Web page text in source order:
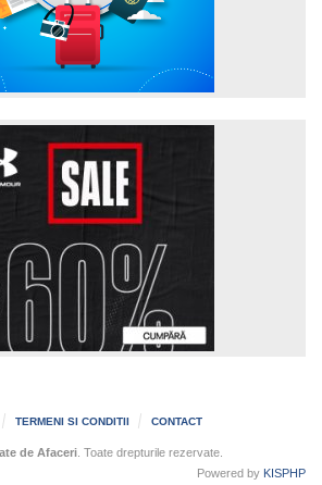
TERMENI SI CONDITII CONTACT
de Afaceri . Toate drepturile rezervate.
Powered by KISPHP